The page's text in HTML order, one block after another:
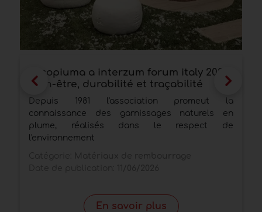
Assopiuma a interzum forum italy 2026:
bien-être, durabilité et traçabilité
Depuis 1981 l'association promeut la
connaissance des garnissages naturels en
plume, réalisés dans le respect de
l'environnement
En savoir plus